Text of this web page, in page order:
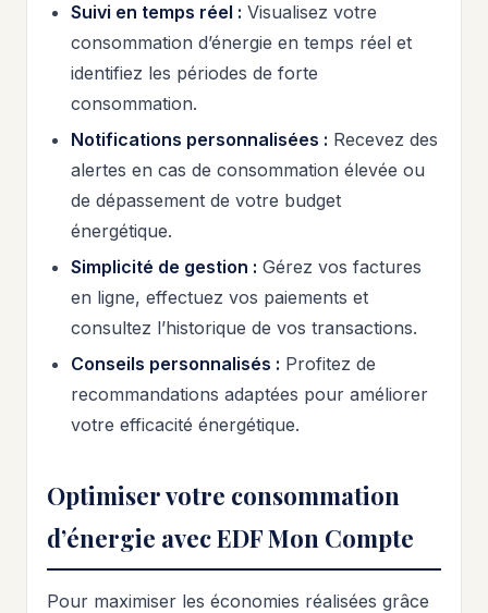
Suivi en temps réel : Visualisez votre
consommation d’énergie en temps réel et
identifiez les périodes de forte
consommation.
Notifications personnalisées : Recevez des
alertes en cas de consommation élevée ou
de dépassement de votre budget
énergétique.
Simplicité de gestion : Gérez vos factures
en ligne, effectuez vos paiements et
consultez l’historique de vos transactions.
Conseils personnalisés : Profitez de
recommandations adaptées pour améliorer
votre efficacité énergétique.
Optimiser votre consommation
d’énergie avec EDF Mon Compte
Pour maximiser les économies réalisées grâce